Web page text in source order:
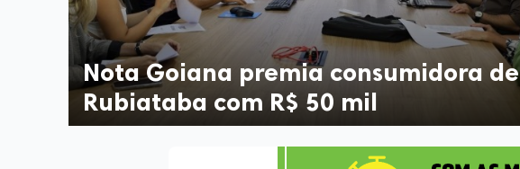
Nota Goiana premia consumidora de
Rubiataba com R$ 50 mil